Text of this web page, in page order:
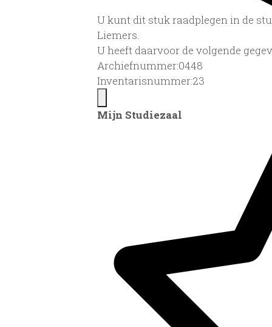
U kunt dit stuk raadplegen in de
Liemers.
U heeft daarvoor de volgende
Archiefnummer:0448
Inventarisnummer:23
Mijn Studiezaal